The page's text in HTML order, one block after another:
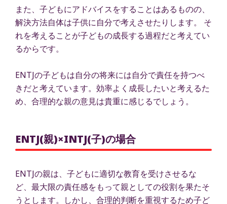
また、子どもにアドバイスをすることはあるものの、
解決方法自体は子供に自分で考えさせたりします。 そ
れを考えることが子どもの成長する過程だと考えてい
るからです。
ENTJの子どもは自分の将来には自分で責任を持つべ
きだと考えています。効率よく成長したいと考えるた
め、合理的な親の意見は貴重に感じるでしょう。
ENTJ(親)×INTJ(子)の場合
ENTJの親は、子どもに適切な教育を受けさせるな
ど、最大限の責任感をもって親としての役割を果たそ
うとします。しかし、合理的判断を重視するため子ど